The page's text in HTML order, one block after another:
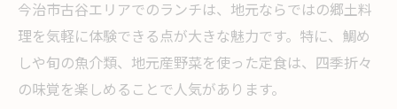
今治市古谷エリアでのランチは、地元ならではの郷土料
理を気軽に体験できる点が大きな魅力です。特に、鯛め
しや旬の魚介類、地元産野菜を使った定食は、四季折々
の味覚を楽しめることで人気があります。